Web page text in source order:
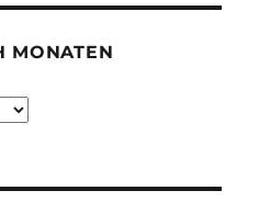
MONATEN